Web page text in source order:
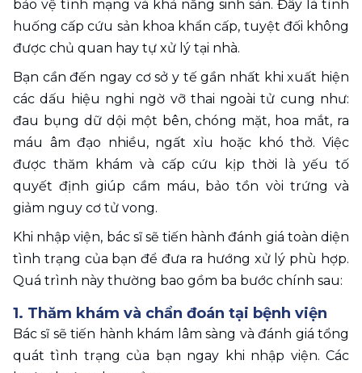
bảo vệ tính mạng và khả năng sinh sản. Đây là tình
huống cấp cứu sản khoa khẩn cấp, tuyệt đối không
được chủ quan hay tự xử lý tại nhà.
Bạn cần đến ngay cơ sở y tế gần nhất khi xuất hiện
các dấu hiệu nghi ngờ vỡ thai ngoài tử cung như:
đau bụng dữ dội một bên, chóng mặt, hoa mắt, ra
máu âm đạo nhiều, ngất xỉu hoặc khó thở. Việc
được thăm khám và cấp cứu kịp thời là yếu tố
quyết định giúp cầm máu, bảo tồn vòi trứng và
giảm nguy cơ tử vong.
Khi nhập viện, bác sĩ sẽ tiến hành đánh giá toàn diện
tình trạng của bạn để đưa ra hướng xử lý phù hợp.
Quá trình này thường bao gồm ba bước chính sau:
1. Thăm khám và chẩn đoán tại bệnh viện
Bác sĩ sẽ tiến hành khám lâm sàng và đánh giá tổng
quát tình trạng của bạn ngay khi nhập viện. Các